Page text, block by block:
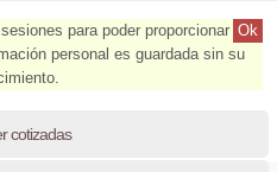
Ok
para poder proporcionar
personal es guardada sin su
cotizadas